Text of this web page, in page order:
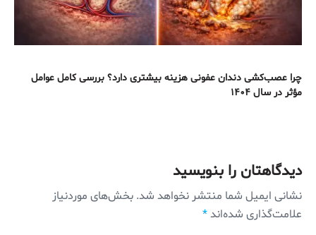
چرا عصب‌کشی دندان عفونی هزینه بیشتری دارد؟ بررسی کامل عوامل
مؤثر در سال ۱۴۰۴
دیدگاهتان را بنویسید
نشانی ایمیل شما منتشر نخواهد شد. بخش‌های موردنیاز
علامت‌گذاری شده‌اند*